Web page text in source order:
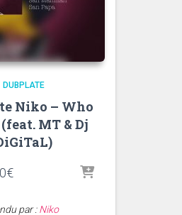
DUBPLATE
Niko – Who
MT & Dj
€
par :Niko